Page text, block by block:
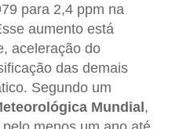
para 2,4 ppm na
aumento está
aceleração do
das demais
Segundo um
Mundial,